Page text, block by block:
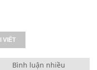
VIẾT
Bình luận nhiều